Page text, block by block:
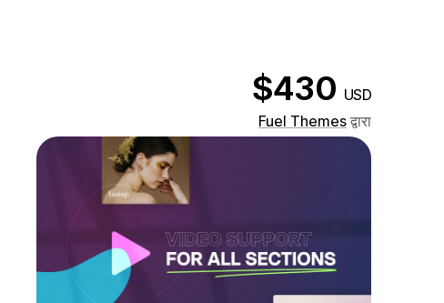
$430 USD
Fuel Themes द्वारा